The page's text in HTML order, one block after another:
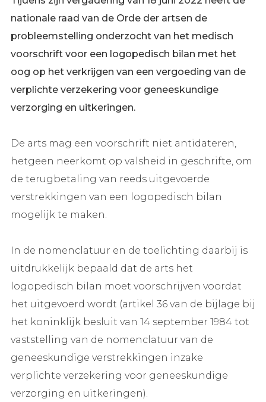
nationale raad van de Orde der artsen de
probleemstelling onderzocht van het medisch
voorschrift voor een logopedisch bilan met het
oog op het verkrijgen van een vergoeding van de
verplichte verzekering voor geneeskundige
verzorging en uitkeringen.
De arts mag een voorschrift niet antidateren,
hetgeen neerkomt op valsheid in geschrifte, om
de terugbetaling van reeds uitgevoerde
verstrekkingen van een logopedisch bilan
mogelijk te maken.
In de nomenclatuur en de toelichting daarbij is
uitdrukkelijk bepaald dat de arts het
logopedisch bilan moet voorschrijven voordat
het uitgevoerd wordt (artikel 36 van de bijlage bij
het koninklijk besluit van 14 september 1984 tot
vaststelling van de nomenclatuur van de
geneeskundige verstrekkingen inzake
verplichte verzekering voor geneeskundige
verzorging en uitkeringen).